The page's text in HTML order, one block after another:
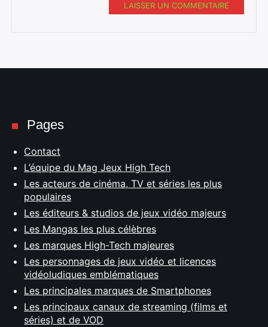
LAISSER UN COMMENTAIRE
Pages
Contact
L’équipe du Mag Jeux High Tech
Les acteurs de cinéma, TV et séries les plus
populaires
Les éditeurs & studios de jeux vidéo majeurs
Les Mangas les plus célèbres
Les marques High-Tech majeures
Les personnages de jeux vidéo et licences
vidéoludiques emblématiques
Les principales marques de Smartphones
Les principaux canaux de streaming (films et
séries) et de VOD